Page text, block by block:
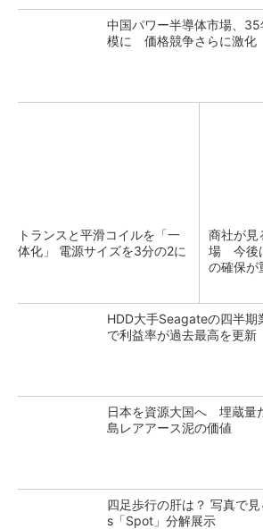
中国パワー半導体市場、
模に 価格競争さらに激化
トランスと平滑コイルを「一
体化」 電源サイズを3分の2に
商社が見
場 今後
の確保が
HDD大手Seagateの四半期
で利益率が過去最高を更新
日本を資源大国へ 埋蔵量
島レアアース泥の価値
四足歩行の肝は？ 写真で
s「Spot」分解展示